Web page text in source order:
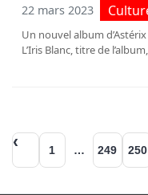
22 mars 2023
Un nouvel album
L’Iris Blanc, titre de
Navigation
des
1 … 249 250